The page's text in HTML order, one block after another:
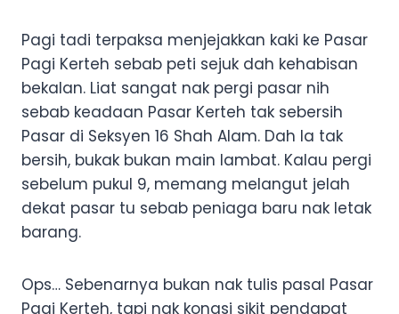
Pagi tadi terpaksa menjejakkan kaki ke Pasar
Pagi Kerteh sebab peti sejuk dah kehabisan
bekalan. Liat sangat nak pergi pasar nih
sebab keadaan Pasar Kerteh tak sebersih
Pasar di Seksyen 16 Shah Alam. Dah la tak
bersih, bukak bukan main lambat. Kalau pergi
sebelum pukul 9, memang melangut jelah
dekat pasar tu sebab peniaga baru nak letak
barang.
Ops… Sebenarnya bukan nak tulis pasal Pasar
Pagi Kerteh, tapi nak kongsi sikit pendapat